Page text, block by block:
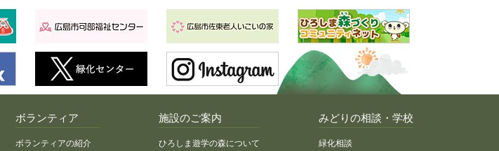
ボランティア
ボランティアの紹介
施設のご案内
ひろしま遊学の森について
みどりの相談・学校
緑化相談